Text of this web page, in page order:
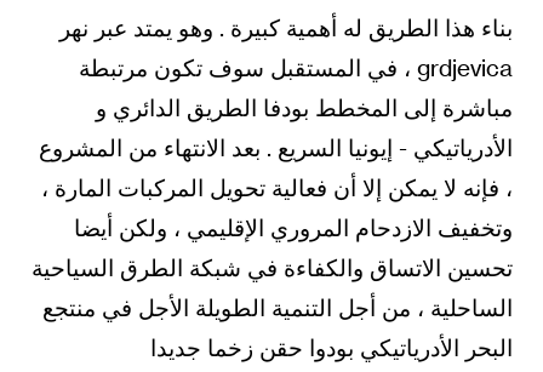
بناء هذا الطريق له أهمية كبيرة . وهو يمتد عبر نهر
grdjevica ، في المستقبل سوف تكون مرتبطة
مباشرة إلى المخطط بودفا الطريق الدائري و
الأدرياتيكي - إيونيا السريع . بعد الانتهاء من المشروع
، فإنه لا يمكن إلا أن فعالية تحويل المركبات المارة ،
وتخفيف الازدحام المروري الإقليمي ، ولكن أيضا
تحسين الاتساق والكفاءة في شبكة الطرق السياحية
الساحلية ، من أجل التنمية الطويلة الأجل في منتجع
البحر الأدرياتيكي بودوا حقن زخما جديدا